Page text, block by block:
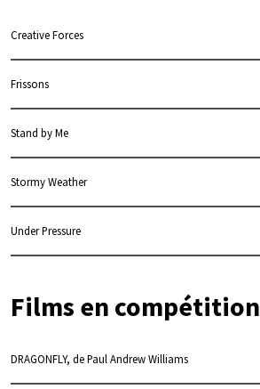
Creative Forces
Frissons
Stand by Me
Stormy Weather
Under Pressure
Films en compétition
DRAGONFLY, de Paul Andrew Williams